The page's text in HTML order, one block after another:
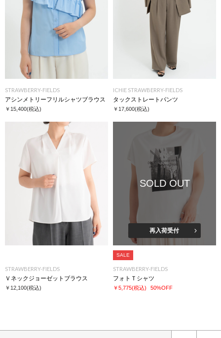
STRAWBERRY-FIELDS
アシンメトリーフリルシャツブラウス
￥15,400(税込)
ICHIE STRAWBERRY-FIELDS
タックストレートパンツ
￥17,600(税込)
STRAWBERRY-FIELDS
Ｖネックジョーゼットブラウス
￥12,100(税込)
SOLD OUT
再入荷受付
SALE
STRAWBERRY-FIELDS
フォトＴシャツ
￥5,775(税込) 50%OFF